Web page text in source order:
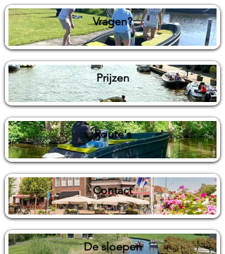
Vragen?
Prijzen
Route's
Contact
De sloepen